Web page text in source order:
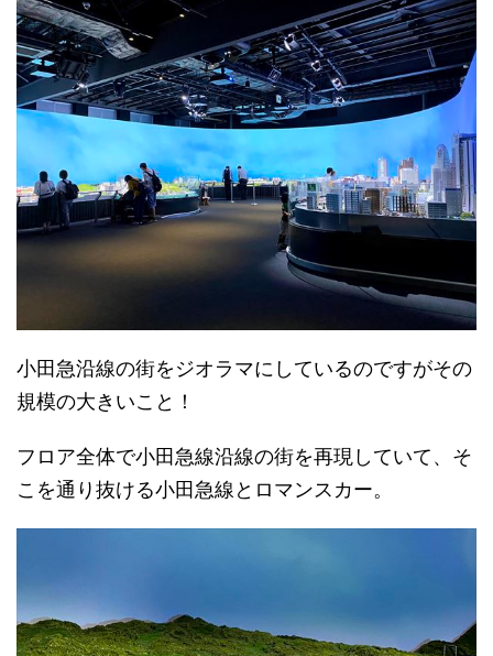
小田急沿線の街をジオラマにしているのですがその
規模の大きいこと！
フロア全体で小田急線沿線の街を再現していて、そ
こを通り抜ける小田急線とロマンスカー。